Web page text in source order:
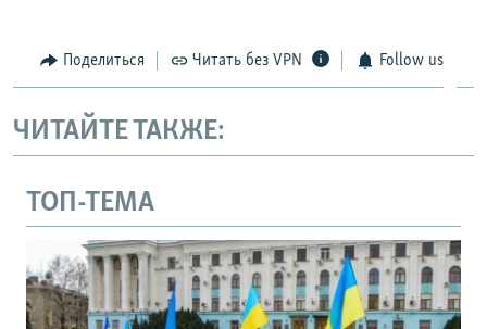
Поделиться Читать без VPN Follow us
ЧИТАЙТЕ ТАКЖЕ:
ТОП-ТЕМА